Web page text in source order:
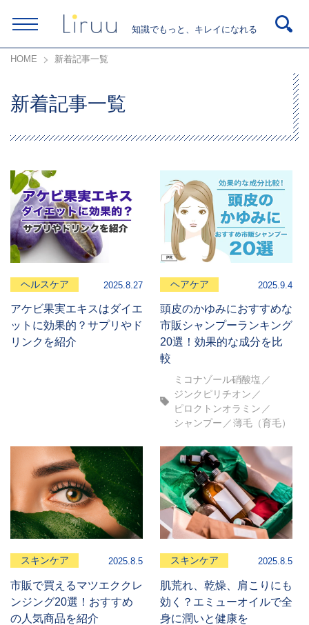
知識でもっと、キレイになれる
HOME 新着記事一覧
新着記事一覧
ヘルスケア 2025.8.27
アケビ果実エキスはダイエ
ットに効果的？サプリやド
リンクを紹介
ヘアケア 2025.9.4
頭皮のかゆみにおすすめな
市販シャンプーランキング
20選！効果的な成分を比
較
ミコナゾール硝酸塩
ジンクピリチオン
ピロクトンオラミン
シャンプー
薄毛（育毛）
スキンケア 2025.8.5
市販で買えるマツエククレ
ンジング20選！おすすめ
の人気商品を紹介
スキンケア 2025.8.5
肌荒れ、乾燥、肩こりにも
効く？エミューオイルで全
身に潤いと健康を